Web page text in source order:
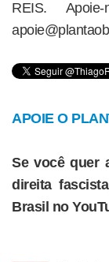
REIS.
APOIE O
Se você quer
direita
Brasil no